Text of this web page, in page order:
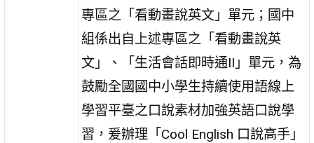
專區之「看動畫說英文」單元；國中
組係出自上述專區之「看動畫說英
文」、「生活會話即時通II」單元，為
鼓勵全國國中小學生持續使用語線上
學習平臺之口說素材加強英語口說學
習，爰辦理「Cool English 口說高手」